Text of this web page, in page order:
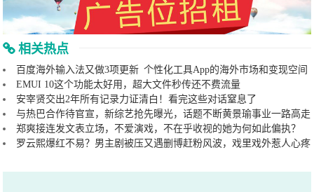
相关热点
百度海外输入法又做3项更新 个性化工具App的海外市场和变现空间
EMUI 10这个功能太好用，超大文件秒传还不费流量
安宰贤交出2年所有记录力证清白！看完这些对话窒息了
与热巴合作待官宣，新综艺抢先曝光，话题不断黄景瑜事业一路高走
郑爽接连发文表立场，不爱演戏，不在乎收视的她为何如此偏执？
罗云熙爆红不易？男主剧被压又遇删博赶粉风波，戏里戏外惹人心疼